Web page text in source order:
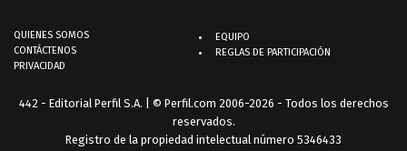
QUIENES SOMOS
CONTÁCTENOS
PRIVACIDAD
EQUIPO
REGLAS DE PARTICIPACIÓN
442 - Editorial Perfil S.A. | © Perfil.com 2006-2026 - Todos los derechos
reservados.
Registro de la propiedad intelectual número 5346433